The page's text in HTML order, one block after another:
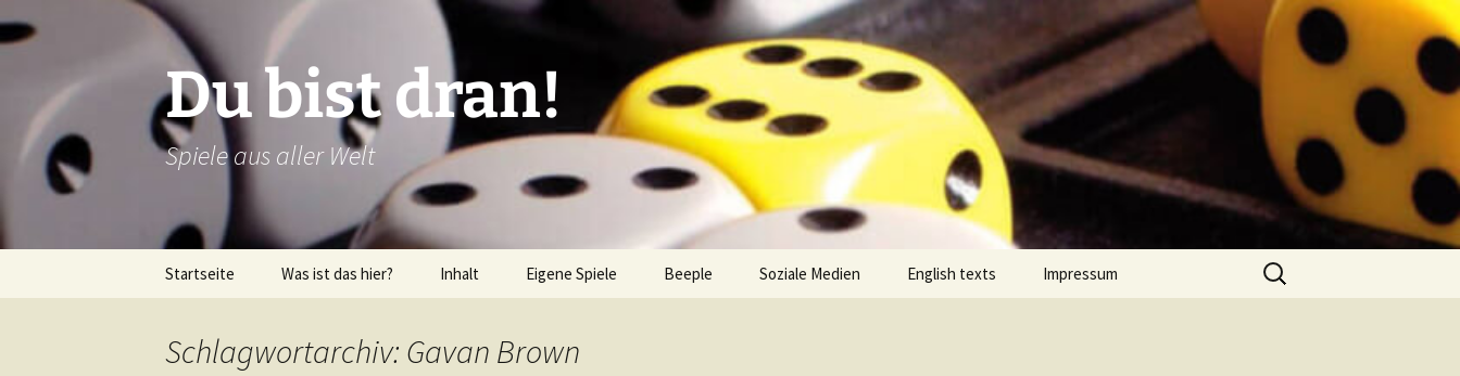
Inhalt
Du bist dran!
Spiele aus aller Welt
Startseite Was ist das hier? Inhalt Eigene Spiele Beeple Soziale Medien English texts Impressum
Suchen
nach:
Schlagwortarchiv: Gavan Brown